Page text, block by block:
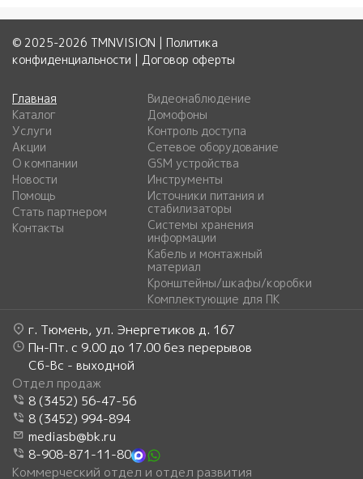
© 2025-2026 TMNVISION | Политика
конфиденциальности | Договор оферты
Главная
Каталог
Услуги
Акции
О компании
Новости
Помощь
Стать партнером
Контакты
Видеонаблюдение
Домофоны
Контроль доступа
Сетевое оборудование
GSM устройства
Инструменты
Источники питания и
стабилизаторы
Системы хранения
информации
Кабель и монтажный
материал
Кронштейны/шкафы/коробки
Комплектующие для ПК
г. Тюмень, ул. Энергетиков д. 167
Пн-Пт. с 9.00 до 17.00 без перерывов
Сб-Вс - выходной
Отдел продаж
8 (3452) 56-47-56
8 (3452) 994-894
mediasb@bk.ru
8-908-871-11-80
Коммерческий отдел и отдел развития